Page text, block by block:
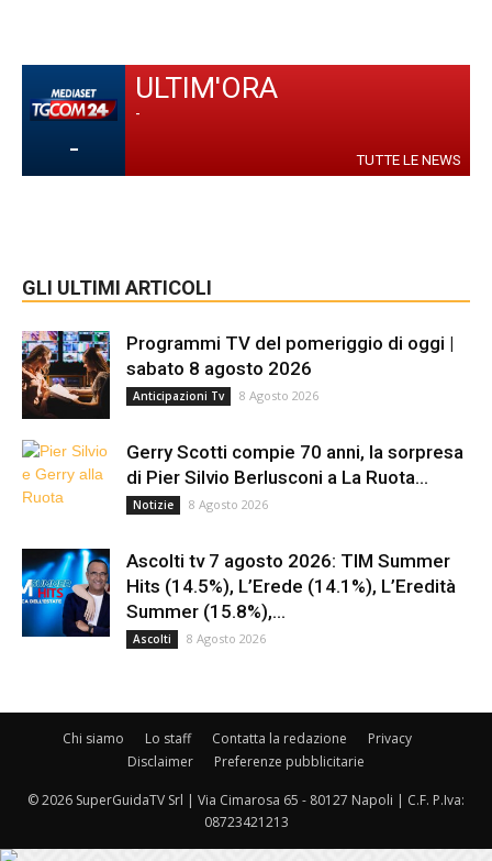
-
ULTIM'ORA
-
TUTTE LE NEWS
GLI ULTIMI ARTICOLI
Programmi TV del pomeriggio di oggi |
sabato 8 agosto 2026
Anticipazioni Tv 8 Agosto 2026
Gerry Scotti compie 70 anni, la sorpresa
di Pier Silvio Berlusconi a La Ruota...
Notizie 8 Agosto 2026
Ascolti tv 7 agosto 2026: TIM Summer
Hits (14.5%), L’Erede (14.1%), L’Eredità
Summer (15.8%),...
Ascolti 8 Agosto 2026
Chi siamo Lo staff Contatta la redazione
Privacy
Disclaimer
Preferenze pubblicitarie
© 2026 SuperGuidaTV Srl | Via Cimarosa 65 - 80127 Napoli | C.F. P.Iva:
08723421213